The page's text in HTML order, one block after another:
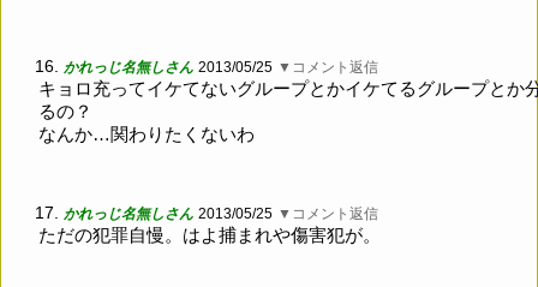
16. かれっじ名無しさん 2013/05/25 ▼コメント返信
キョロ充ってイケてないグループとかイケてるグループとか
るの？
なんか…関わりたくないわ
17. かれっじ名無しさん 2013/05/25 ▼コメント返信
ただの犯罪自慢。はよ捕まれや傷害犯が。